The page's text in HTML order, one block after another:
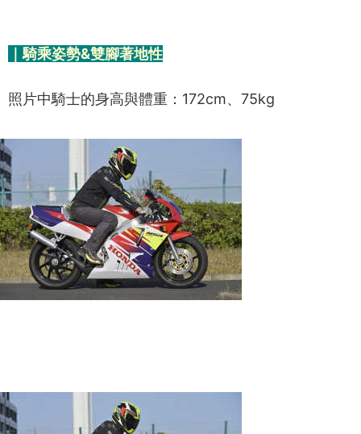
｜騎乘姿勢&雙腳著地性
照片中騎士的身高與體重：172cm、75kg